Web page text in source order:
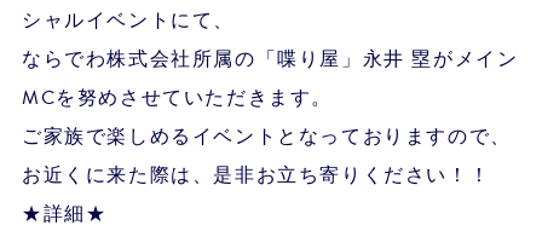
シャルイベントにて、
ならでわ株式会社所属の「喋り屋」永井 塁がメイン
MCを努めさせていただきます。
ご家族で楽しめるイベントとなっておりますので、
お近くに来た際は、是非お立ち寄りください！！
★詳細★